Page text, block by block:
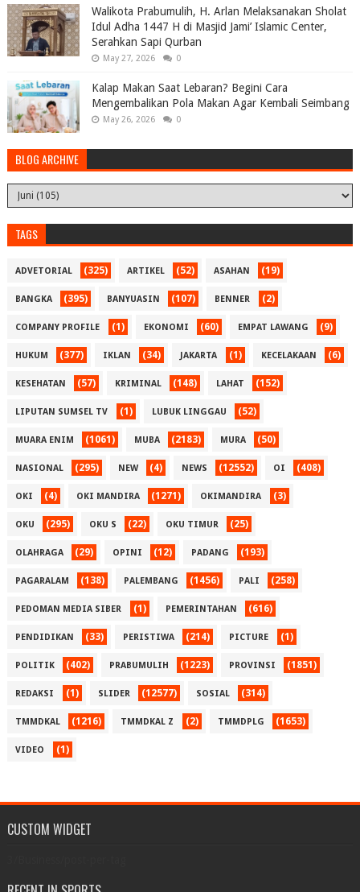
Walikota Prabumulih, H. Arlan Melaksanakan Sholat
Idul Adha 1447 H di Masjid Jami’ Islamic Center,
Serahkan Sapi Qurban
May 27, 2026 0
Kalap Makan Saat Lebaran? Begini Cara
Mengembalikan Pola Makan Agar Kembali Seimbang
May 26, 2026 0
BLOG ARCHIVE
TAGS
ADVETORIAL (325) ARTIKEL (52) ASAHAN (19)
BANGKA (395) BANYUASIN (107) BENNER (2)
COMPANY PROFILE (1) EKONOMI (60) EMPAT LAWANG (9)
HUKUM (377) IKLAN (34) JAKARTA (1) KECELAKAAN (6)
KESEHATAN (57) KRIMINAL (148) LAHAT (152)
LIPUTAN SUMSEL TV (1) LUBUK LINGGAU (52)
MUARA ENIM (1061) MUBA (2183) MURA (50)
NASIONAL (295) NEW (4) NEWS (12552) OI (408)
OKI (4) OKI MANDIRA (1271) OKIMANDIRA (3)
OKU (295) OKU S (22) OKU TIMUR (25)
OLAHRAGA (29) OPINI (12) PADANG (193)
PAGARALAM (138) PALEMBANG (1456) PALI (258)
PEDOMAN MEDIA SIBER (1) PEMERINTAHAN (616)
PENDIDIKAN (33) PERISTIWA (214) PICTURE (1)
POLITIK (402) PRABUMULIH (1223) PROVINSI (1851)
REDAKSI (1) SLIDER (12577) SOSIAL (314)
TMMDKAL (1216) TMMDKAL Z (2) TMMDPLG (1653)
VIDEO (1)
CUSTOM WIDGET